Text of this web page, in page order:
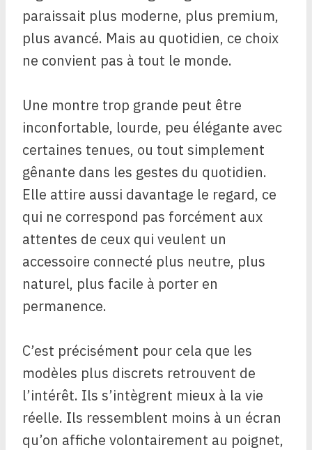
paraissait plus moderne, plus premium,
plus avancé. Mais au quotidien, ce choix
ne convient pas à tout le monde.
Une montre trop grande peut être
inconfortable, lourde, peu élégante avec
certaines tenues, ou tout simplement
gênante dans les gestes du quotidien.
Elle attire aussi davantage le regard, ce
qui ne correspond pas forcément aux
attentes de ceux qui veulent un
accessoire connecté plus neutre, plus
naturel, plus facile à porter en
permanence.
C’est précisément pour cela que les
modèles plus discrets retrouvent de
l’intérêt. Ils s’intègrent mieux à la vie
réelle. Ils ressemblent moins à un écran
qu’on affiche volontairement au poignet,